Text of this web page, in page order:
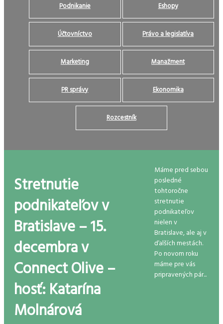
Podnikanie Eshopy
Účtovníctvo Právo a legislatíva
Marketing Manažment
PR správy Ekonomika
Rozcestník
Stretnutie
podnikateľov v
Bratislave – 15.
decembra v
Connect Olive –
hosť: Katarína
Molnárová
Máme pred sebou
posledné
tohtoročne
stretnutie
podnikateľov
nielen v
Bratislave, ale aj v
ďalších mestách.
Po novom roku
máme pre vás
pripravených pár...